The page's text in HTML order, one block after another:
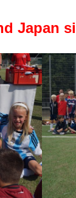
Japan